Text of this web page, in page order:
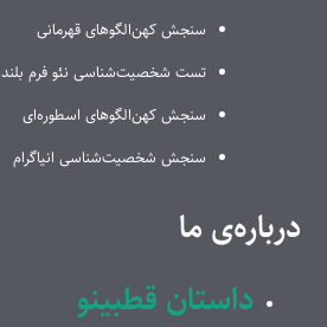
سنجش کهن‌الگوهای قهرمانی
تست شخصیت‌شناسی نئو فرم بلند
سنجش کهن‌الگوهای اسطوره‌ای
سنجش شخصیت‌شناسی انیاگرام
درباره‌ی ما
داستان قطبینو